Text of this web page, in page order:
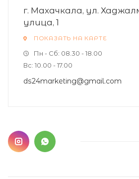
г. Махачкала, ул.
улица, 1
ПОКАЗАТЬ НА КАРТЕ
Пн - Сб: 08.30 - 18.00
Вс: 10.00 - 17.00
ds24marketing@gmail.com